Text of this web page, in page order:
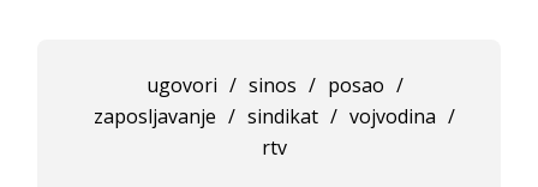
ugovori / sinos / posao /
zaposljavanje / sindikat / vojvodina /
rtv